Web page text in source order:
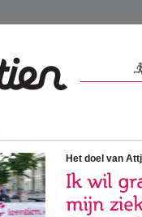
Het doel van